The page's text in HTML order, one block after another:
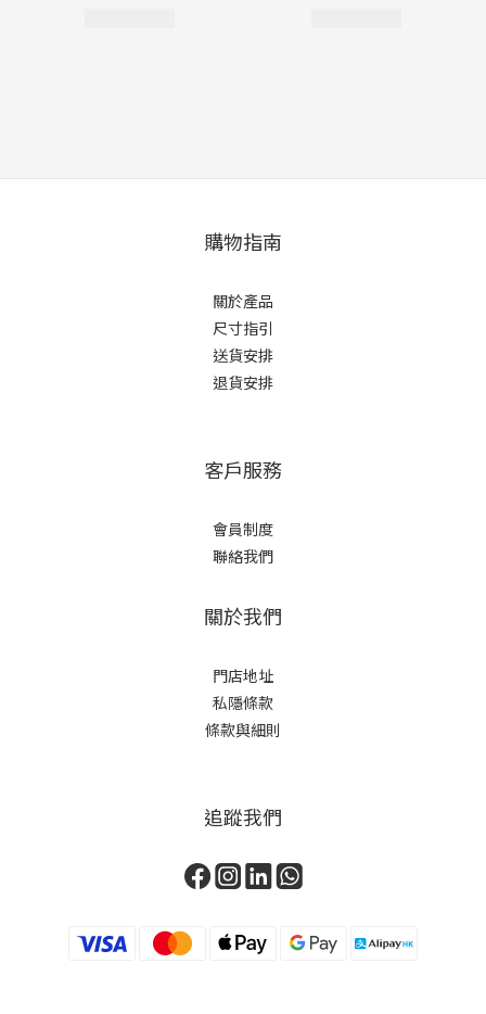
購物指南
關於產品
尺寸指引
送貨安排
退貨安排
客戶服務
會員制度
聯絡我們
關於我們
門店地址
私隱條款
條款與細則
追蹤我們